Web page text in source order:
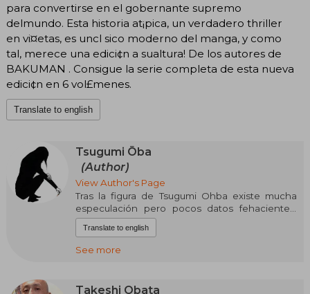
para convertirse en el gobernante supremo
delmundo. Esta historia at¡pica, un verdadero thriller
en vi¤etas, es uncl sico moderno del manga, y como
tal, ­merece una edici¢n a sualtura! De los autores de
BAKUMAN . Consigue la serie completa de esta nueva
edici¢n en 6 vol£menes.
Translate to english
Tsugumi Ōba
(Author)
View Author's Page
Tras la figura de Tsugumi Ohba existe mucha
especulación pero pocos datos fehacientes.
Los únicos datos confirmados sobre este
escritor de manga, autor de obras como "Death
Note" o "Bakuman" son los que aparecen sobre
Tokio, colecciona tazas de té y pasa las horas
Translate to english
See more
Takeshi Obata